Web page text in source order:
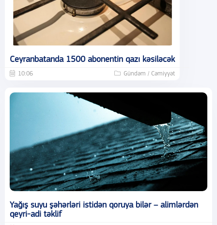
Ceyranbatanda 1500 abonentin qazı kəsiləcək
10:06 Gündəm / Cəmiyyət
Yağış suyu şəhərləri istidən qoruya bilər – alimlərdən
qeyri-adi təklif